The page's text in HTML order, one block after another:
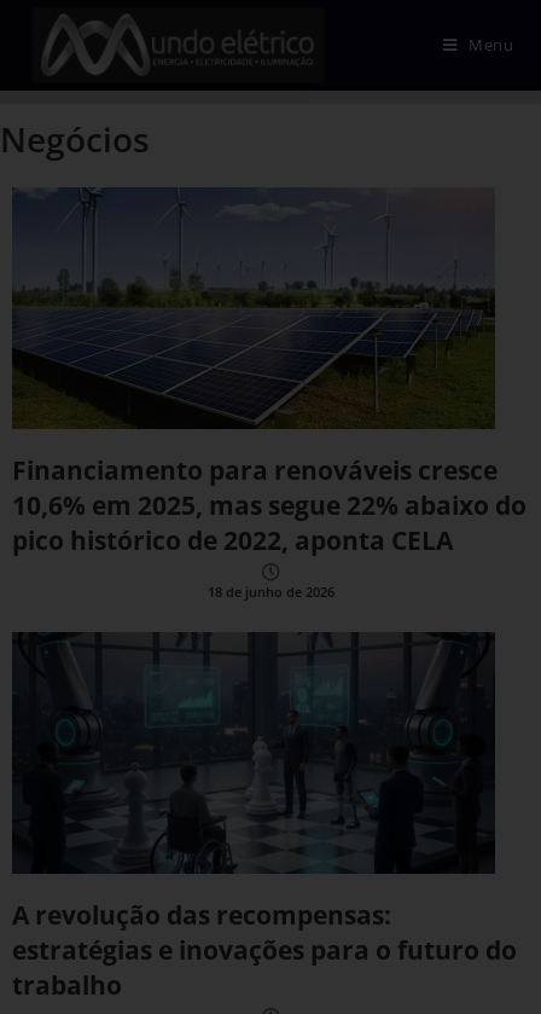
Menu
Negócios
Financiamento para renováveis cresce
10,6% em 2025, mas segue 22% abaixo do
pico histórico de 2022, aponta CELA
18 de junho de 2026
A revolução das recompensas:
estratégias e inovações para o futuro do
trabalho